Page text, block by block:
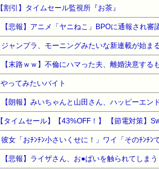
【割引】タイムセール監視所『お茶』
【悲報】アニメ「ヤニねこ」BPOに通報され審
ジャンプラ、モーニングみたいな新連載が始ま
【末路ｗｗ】不倫にハマった夫、離婚決意する
やってみたいバイト
【朗報】みいちゃんと山田さん、ハッピーエン
彼女「おﾁﾝﾁﾝ小さいくせに！」ワイ「そのﾁﾝﾁ
【悲報】ライザさん、お●ぱいを触られてしま